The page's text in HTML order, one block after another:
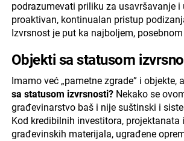
podrazumevati priliku za usavršavanje i
proaktivan, kontinualan pristup
Izvrsnost je put ka najboljem,
Objekti sa statusom
Imamo već „pametne zgrade” i objekte, a
sa statusom izvrsnosti?Nekako se
građevinarstvo baš i nije suštinski i
Kod kredibilnih investitora, projektanata
građevinskih materijala, ugrađene